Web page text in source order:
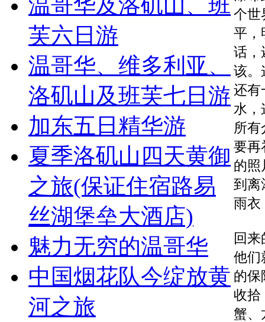
温哥华及洛矶山、班
芙六日游
温哥华、维多利亚、
洛矶山及班芙七日游
加东五日精华游
夏季洛矶山四天黄御
之旅(保证住宿路易
丝湖堡垒大酒店)
魅力无穷的温哥华
中国烟花队今绽放黄
河之旅
个世
平，
话，
该。
还有
水，
所
要再
的照
到离
雨衣
回来
他们
的保
收拾
蟹、